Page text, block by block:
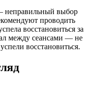
неправильный выбор
проводить
восстановиться за
между сеансами — не
восстановиться.